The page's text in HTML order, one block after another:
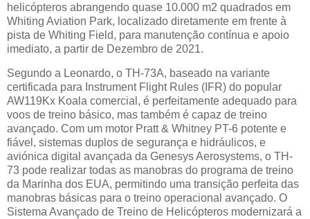
helicópteros abrangendo quase 10.000 m2 quadrados em
Whiting Aviation Park, localizado diretamente em frente à
pista de Whiting Field, para manutenção contínua e apoio
imediato, a partir de Dezembro de 2021.
Segundo a Leonardo, o TH-73A, baseado na variante
certificada para Instrument Flight Rules (IFR) do popular
AW119Kx Koala comercial, é perfeitamente adequado para
voos de treino básico, mas também é capaz de treino
avançado. Com um motor Pratt & Whitney PT-6 potente e
fiável, sistemas duplos de segurança e hidráulicos, e
aviónica digital avançada da Genesys Aerosystems, o TH-
73 pode realizar todas as manobras do programa de treino
da Marinha dos EUA, permitindo uma transição perfeita das
manobras básicas para o treino operacional avançado. O
Sistema Avançado de Treino de Helicópteros modernizará a